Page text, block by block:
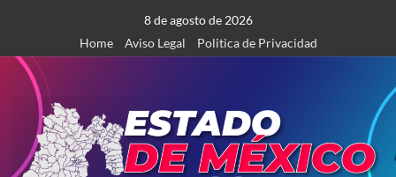
contenido
8 de agosto de 2026
Home
Aviso Legal Politica de Privacidad